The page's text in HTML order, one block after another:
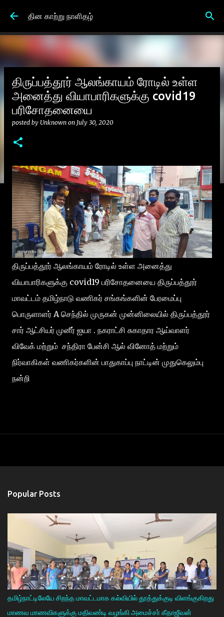
Skip to main content
தின காற்று நாளிதழ்
திருப்பத்தூர் ஆலங்காயம் ரோடில் உள்ள
அனைத்து வியாபாரிகளுக்கு covid19
பரிசோதனையை
posted by Unknown on July 30, 2020
திருப்பத்தூர் ஆலங்காயம் ரோடில் உள்ள அனைத்து
வியாபாரிகளுக்கு covid19 பரிசோதனையை திருப்பத்தூர்
மாவட்டம் தமிழ்நாடு வணிகர் சங்கங்களின் பேரமைப்பு
பொருளாளர் A செந்தில் முருகன் முன்னிலையில் திருப்பத்தூர்
சார் ஆட்சியர் முனீர் ஐயா . நகராட்சி சுகாதார ஆய்வாளர்
விவேக் மற்றும் சந்திரா பேன்சி ஆல் வினோத் மற்றும்
நிர்வாகிகள் வணிகர்களின் பாதுகாப்பு நாட்டின் முதுகெலும்பு
நன்றி
Popular Posts
தமிழ்நாட்டிலேயே சிறந்த மாவட்டமாக கல்வியில் தூத்துக்குடி விளங்குகிறது
மாணவ மாணவிகளுக்கு மதிவண்டி வழங்கி அமைச்சா் கீதாஜீவன்